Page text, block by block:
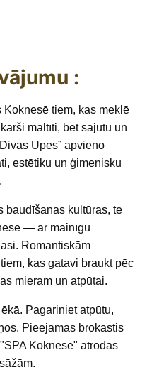
:
Koknesē tiem, kas meklē
maltīti, bet sajūtu un
Upes” apvieno
estētiku un ģimenisku
baudīšanas kultūras, te
— ar mainīgu
Romantiskām
kas gatavi braukt pēc
mieram un atpūtai.
Pagariniet atpūtu,
Pieejamas brokastis
Koknese" atrodas